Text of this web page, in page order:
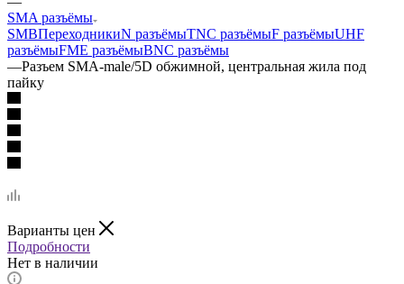
SMA разъёмы
SMBПереходникиN разъёмыTNC разъёмыF разъёмыUHF
разъёмыFME разъёмыBNC разъёмы
—Разъем SMA-male/5D обжимной, центральная жила под
пайку
Варианты цен
Подробности
Нет в наличии